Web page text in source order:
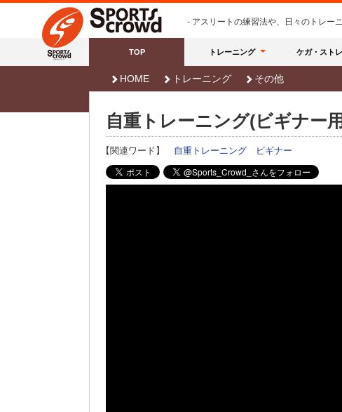
- アスリートの練習法や、日々のトレー
TOP トレーニング ケガ・スト
HOME トレーニング その他
自重トレーニング(ビギナー
【関連ワード】 自重トレーニング ビギナー